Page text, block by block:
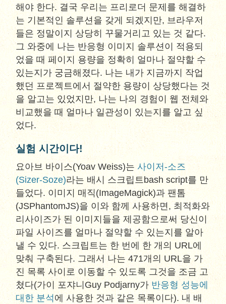
해야 한다. 결국 우리는 프리로더 문제를 해결하
는 기본적인 솔루션을 갖게 되겠지만, 브라우저
들은 정말이지 상당히 꾸물거리고 있는 것 같다.
그 와중에 나는 반응형 이미지 솔루션이 적용되
었을 때 페이지 용량을 정확히 얼마나 절약할 수
있는지가 궁금해졌다. 나는 내가 지금까지 작업
했던 프로젝트에서 절약한 용량이 상당했다는 것
을 알고는 있었지만, 나는 나의 경험이 웹 전체와
비교했을 때 얼마나 일관성이 있는지를 알고 싶
었다.
실험 시간이다!
요아브 바이스(Yoav Weiss)는 사이저-소즈
(Sizer-Soze)라는 배시 스크립트bash script를 만
들었다. 이미지 매직(ImageMagick)과 팬톰
(JSPhantomJS)을 이와 함께 사용하면, 최적화와
리사이즈가 된 이미지들을 제공함으로써 당신이
파일 사이즈를 얼마나 절약할 수 있는지를 알아
낼 수 있다. 스크립트는 한 번에 한 개의 URL에
맞춰 구축된다. 그래서 나는 471개의 URL을 가
진 목록 사이로 이동할 수 있도록 그것을 조금 고
쳤다(가이 포쟈니Guy Podjarny가 반응형 성능에
대한 분석에 사용한 것과 같은 목록이다). 내 배